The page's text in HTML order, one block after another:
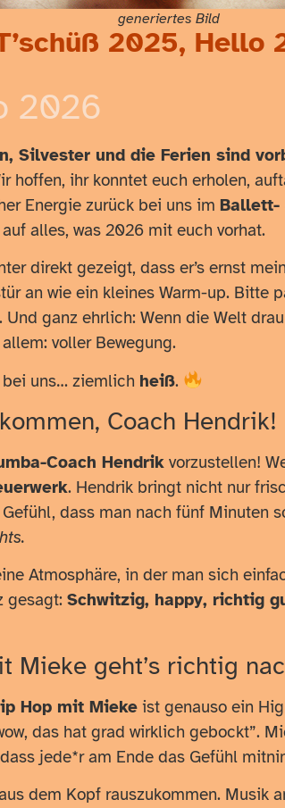
generiertes Bild
2025, Hello
2026
Silvester und die Ferien sind
hoffen, ihr konntet euch erholen,
Energie zurück bei uns im Ballett-
alles, was 2026 mit euch vorhat.
direkt gezeigt, dass er’s ernst
an wie ein kleines Warm-up. Bitte
ganz ehrlich: Wenn die Welt
voller Bewegung.
bei uns… ziemlich heiß.
Coach Hendrik!
Coach Hendrik vorzustellen!
. Hendrik bringt nicht nur
dass man nach fünf Minuten
Atmosphäre, in der man sich
gesagt: Schwitzig, happy, richtig
geht’s richtig
Hop mit Mieke ist genauso ein
das hat grad wirklich gebockt”.
jede*r am Ende das Gefühl
dem Kopf rauszukommen. Musik